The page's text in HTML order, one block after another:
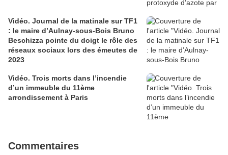
Vidéo. Journal de la matinale sur TF1
: le maire d’Aulnay-sous-Bois Bruno
Beschizza pointe du doigt le rôle des
réseaux sociaux lors des émeutes de
2023
Vidéo. Trois morts dans l’incendie
d’un immeuble du 11ème
arrondissement à Paris
Commentaires